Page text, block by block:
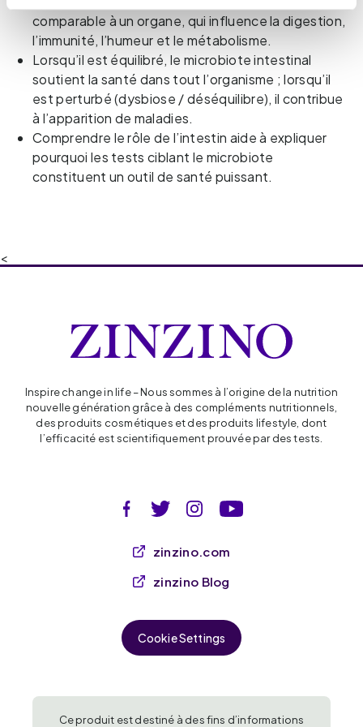
comparable à un organe, qui influence la digestion,
l’immunité, l’humeur et le métabolisme.
Lorsqu’il est équilibré, le microbiote intestinal
soutient la santé dans tout l’organisme ; lorsqu’il
est perturbé (dysbiose / déséquilibre), il contribue
à l’apparition de maladies.
Comprendre le rôle de l’intestin aide à expliquer
pourquoi les tests ciblant le microbiote
constituent un outil de santé puissant.
<
Inspire change in life – Nous sommes à l’origine de la nutrition
nouvelle génération grâce à des compléments nutritionnels,
des produits cosmétiques et des produits lifestyle, dont
l’efficacité est scientifiquement prouvée par des tests.
zinzino.com
zinzino Blog
Cookie Settings
Ce produit est destiné à des fins d’informations